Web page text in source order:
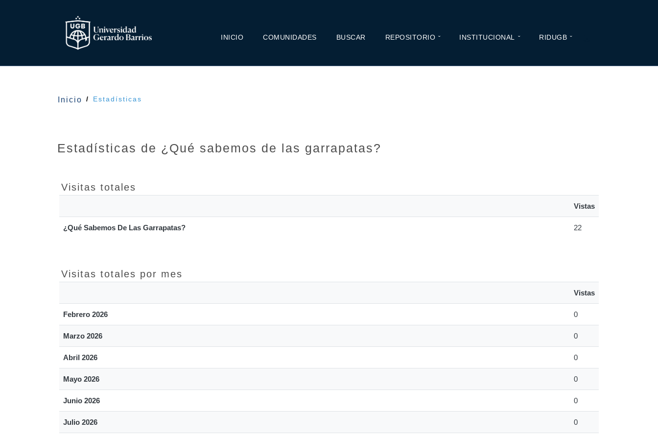
INICIO COMUNIDADES BUSCAR REPOSITORIO INSTITUCIONAL RIDUGB
Inicio Estadísticas
Estadísticas de ¿Qué sabemos de las garrapatas?
Visitas totales
Vistas
¿Qué Sabemos De Las Garrapatas? 22
Visitas totales por mes
Vistas
Febrero 2026 0
Marzo 2026 0
Abril 2026 0
Mayo 2026 0
Junio 2026 0
Julio 2026 0